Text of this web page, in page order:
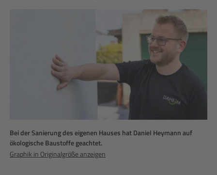
Bei der Sanierung des eigenen Hauses hat Daniel Heymann auf
ökologische Baustoffe geachtet.
Graphik in Originalgröße anzeigen